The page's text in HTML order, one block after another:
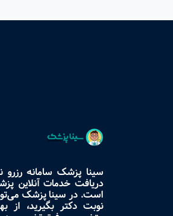
سینا پزشک سامانه رزرو
دریافت خدمات آنلاین
است. در سینا پزشک
نوبت دکتر بگیرید، از